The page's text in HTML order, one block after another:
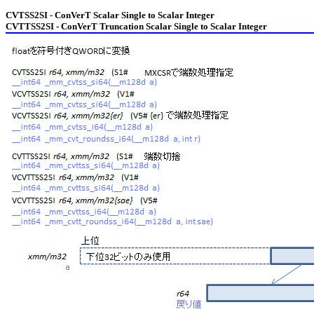
CVTSS2SI - ConVerT Scalar Single to Scalar Integer
CVTTSS2SI - ConVerT Truncation Scalar Single to Scalar Integer